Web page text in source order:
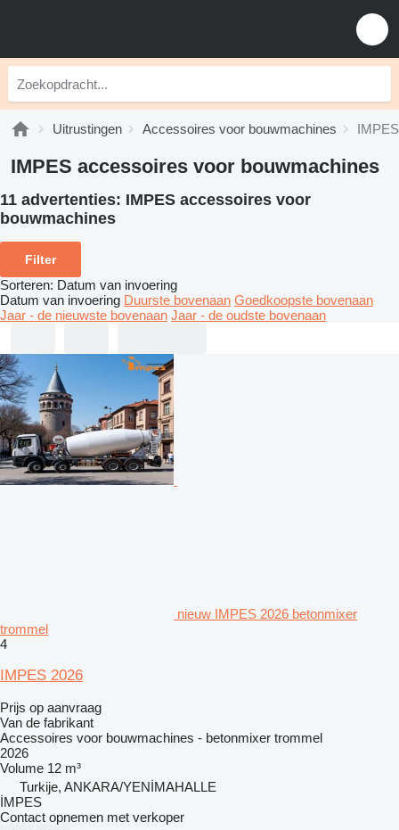
Uitrustingen Accessoires voor bouwmachines
IMPES accessoires voor bouwmachines
11 advertenties: IMPES accessoires voor
bouwmachines
Filter
Sorteren: Datum van invoering
Datum van invoering Duurste bovenaan Goedkoopste bovenaan
Jaar - de nieuwste bovenaan Jaar - de oudste bovenaan
nieuw IMPES 2026 betonmixer
trommel
4
IMPES 2026
Prijs op aanvraag
Van de fabrikant
Accessoires voor bouwmachines - betonmixer trommel
2026
Volume 12 m³
Turkije, ANKARA/YENİMAHALLE
İMPES
Contact opnemen met verkoper